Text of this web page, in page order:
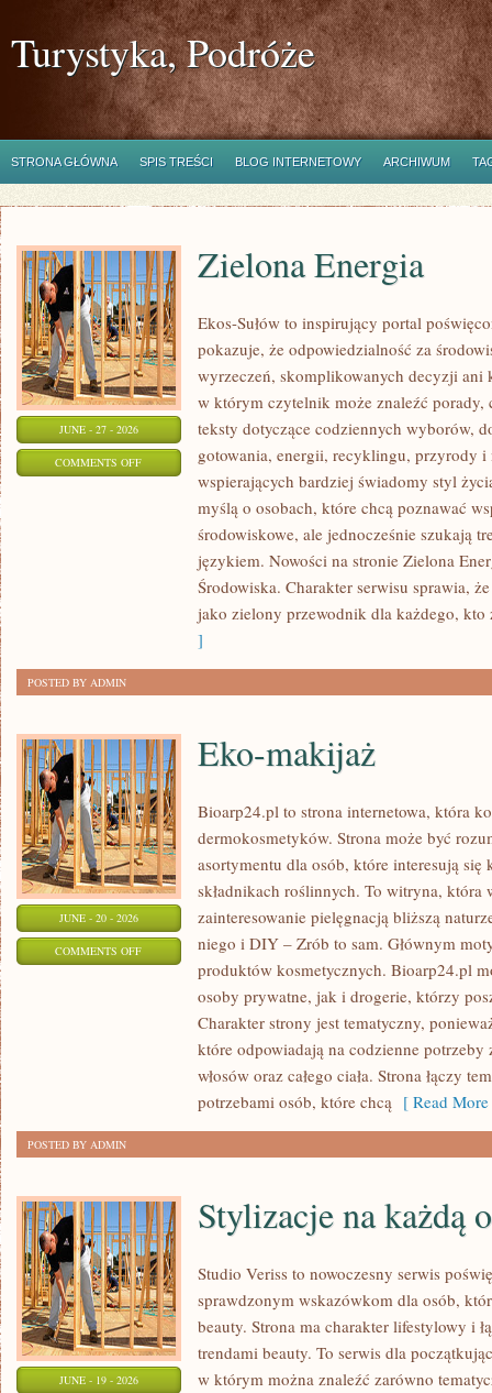
Turystyka, Podróże
STRONA GŁÓWNA SPIS TREŚCI BLOG INTERNETOWY ARCHIWUM
JUNE - 27 - 2026
COMMENTS OFFON
Zielona Energia
Ekos-Sułów to inspirujący portal
pokazuje, że odpowiedzialność za
wyrzeczeń, skomplikowanych decyzji ani
w którym czytelnik może znaleźć porady,
teksty dotyczące codziennych wyborów,
gotowania, energii, recyklingu, przyrody i
wspierających bardziej świadomy styl
myślą o osobach, które chcą poznawać
środowiskowe, ale jednocześnie szukają
językiem. Nowości na stronie Zielona
Środowiska. Charakter serwisu sprawia,
jako zielony przewodnik dla każdego, kto
]
POSTED BY ADMIN
JUNE - 20 - 2026
COMMENTS OFFON
Eko-makijaż
Bioarp24.pl to strona internetowa, która
dermokosmetyków. Strona może być
asortymentu dla osób, które interesują
składnikach roślinnych. To witryna, która
zainteresowanie pielęgnacją bliższą
niego i DIY – Zrób to sam. Głównym
produktów kosmetycznych. Bioarp24.pl
osoby prywatne, jak i drogerie, którzy
Charakter strony jest tematyczny,
które odpowiadają na codzienne potrzeby
włosów oraz całego ciała. Strona łączy
potrzebami osób, które chcą [ Read
POSTED BY ADMIN
JUNE - 19 - 2026
Stylizacje na każdą
Studio Veriss to nowoczesny serwis
sprawdzonym wskazówkom dla osób,
beauty. Strona ma charakter lifestylowy i
trendami beauty. To serwis dla
w którym można znaleźć zarówno